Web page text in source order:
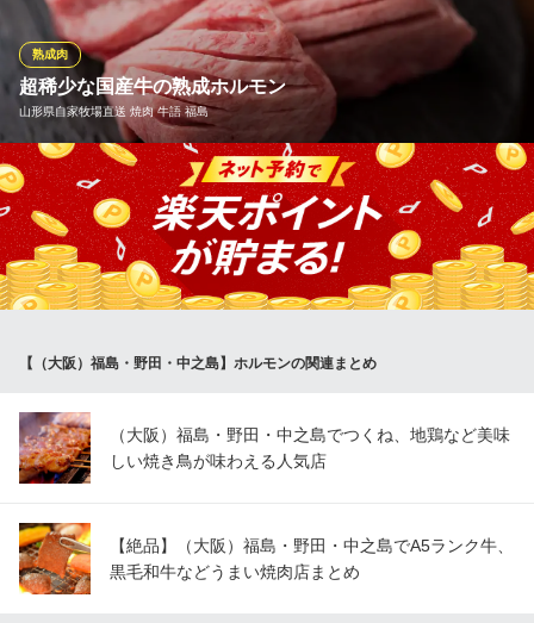
焼肉こじま 離れ 大阪福島
肉屋も通う焼肉屋
ＪＲ大阪環状線福島駅 徒歩1分
大阪府大阪市福島区福島5-6-13
超稀少な国産牛の熟成ホルモン
山形県自家牧場直送 焼肉 牛語 福島
熟成肉
部位毎に見た目も質も全く異なるホルモンを、牛一筋で培った確
かな目利きで選別。さらに、旨味を最大限に引き出す丁寧な洗
い、最高の食感と美しさを楽しめる部位別のカットにこだわり、
より美味しくお召し上がりいただけるよう工夫を凝らし提供いた
します。名物の厚切り熟成ミノや熟成牛タンで、味の違いをご体
感ください。
山形県自家牧場直送 焼肉 牛語 福島
阪神本線福島駅 徒歩2分
大阪府大阪市福島区福島1-6-18
【（大阪）福島・野田・中之島】ホルモンの関連まとめ
（大阪）福島・野田・中之島でつくね、地鶏など美味
しい焼き鳥が味わえる人気店
【絶品】（大阪）福島・野田・中之島でA5ランク牛、
黒毛和牛などうまい焼肉店まとめ